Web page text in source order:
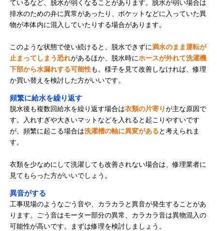
ているなど、脱水が弱くなることがあります。脱水が弱い場合は
排水のための弁に異常があったり、ポケットなどに入っていた異
物が本体内に混入していたりする場合があります。
このような状態で使い続けると、脱水できずに満水のまま運転が
止まってしまう恐れがあるほか、脱水時にホースが外れて洗濯機
下部から水漏れする可能性も。様子を見て改善しなければ、修理
か買い替えを検討した方がいいです。
頻繁に給水を繰り返す
脱水後も複数回給水を繰り返す場合は衣類の片寄りが主な原因で
す。入れすぎや大きいマットなどを入れると起こりやすいです
が、頻繁に起こる場合は洗濯槽の軸に異変があると考えられま
す。
衣類を少なめにして洗濯しても改善されない場合は、修理業者に
見てもらった方がいいでしょう。
異音がする
工事現場のようなごう音や、カラカラと異音が発生することがあ
ります。ごう音はモーター部分の異常、カラカラ音は異物混入の
可能性が高いです。まずは修理を検討しましょう。